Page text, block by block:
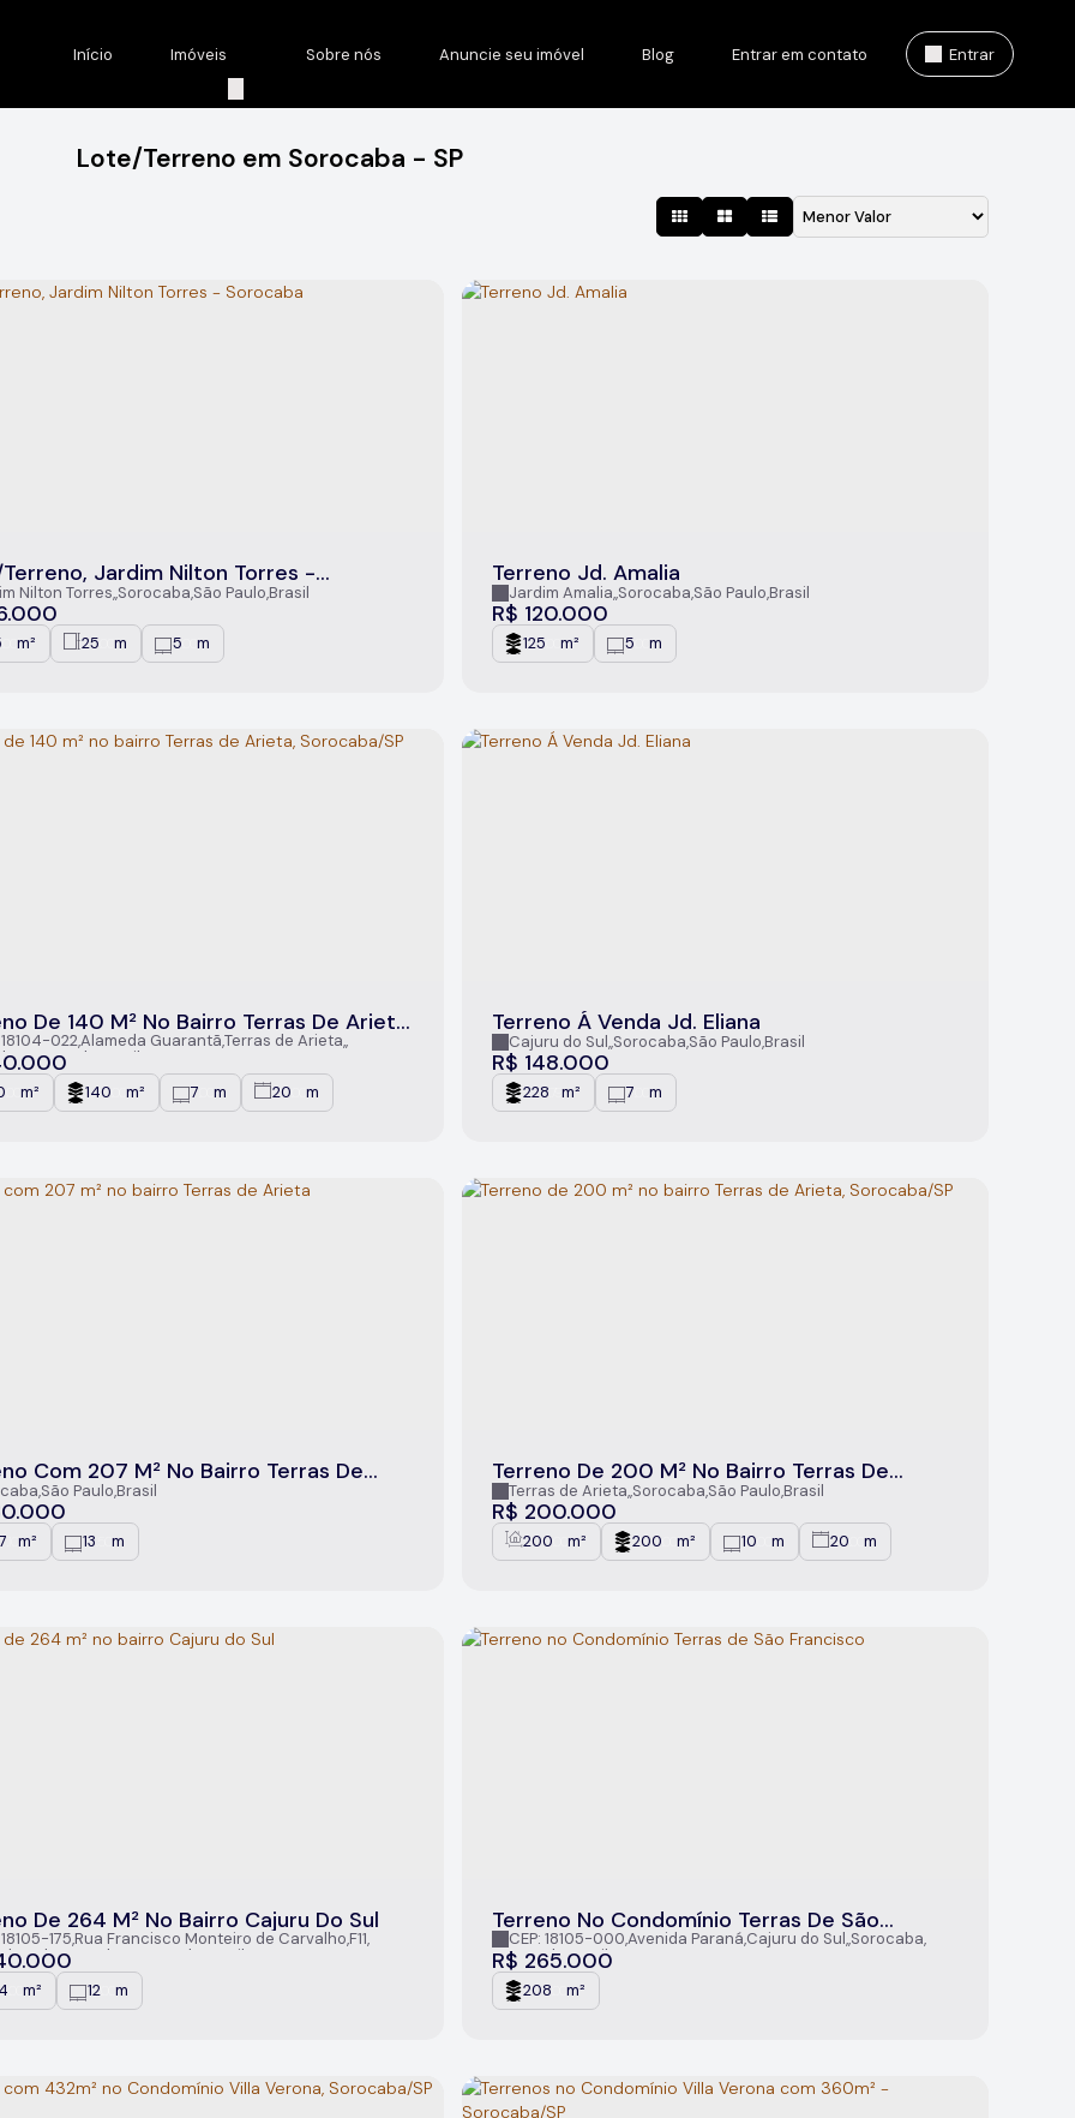
Entrar
Entrar em contato
Blog
Anuncie seu imóvel
Sobre nós
Imóveis
Início
Lote/Terreno em Sorocaba - SP
Jardim Nilton Torres -
Nilton Torres,Sorocaba,São Paulo,Brasil
m² 25 m 5 m
Terreno Jd. Amalia
R$ 120.000
Jardim Amalia,Sorocaba,São Paulo,Brasil
125 .00m² 5 .00m
De 140 M² No Bairro Terras De Arieta,
SP
18104-022,Alameda Guarantã,Terras de Arieta,
,São Paulo
Brasil
m² 140 m² 7 m 20 m
Terreno Á Venda Jd. Eliana
R$ 148.000
Cajuru do Sul,Sorocaba,São Paulo,Brasil
228 .79m² 7 .00m
Com 207 M² No Bairro Terras De
,São Paulo,Brasil
m² 13 m
Terreno De 200 M² No Bairro Terras De
Arieta, Sorocaba/SP
R$ 200.000
Terras de Arieta,Sorocaba,São Paulo,Brasil
200 .00m² 200 .00m² 10 .00m 20 .00m
De 264 M² No Bairro Cajuru Do Sul
175,Rua Francisco Monteiro de Carvalho,F11,
Sul,Sorocaba São Paulo
Brasil
m² 12.00 m
Terreno No Condomínio Terras De São
Francisco
R$ 265.000
CEP: 18105-000,Avenida Paraná,Cajuru do Sul,Sorocaba,
São Paulo ,Brasil
208 .00m²